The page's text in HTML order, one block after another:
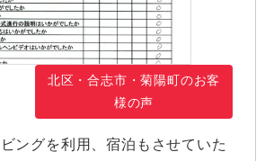
北区・合志市・菊陽町のお客
様の声
ングを利用、宿泊もさせていた